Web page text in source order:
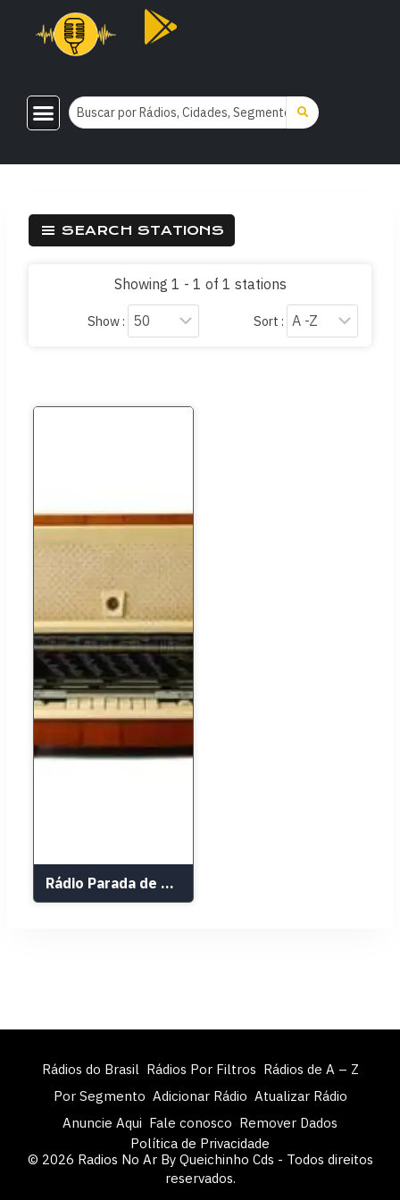
SEARCH STATIONS
Showing 1 - 1 of 1 stations
Show : Sort :
Rádio Parada de Sucesso
Rádios do Brasil Rádios Por Filtros Rádios de A – Z
Por Segmento Adicionar Rádio Atualizar Rádio
Anuncie Aqui Fale conosco Remover Dados
Política de Privacidade
© 2026 Radios No Ar By Queichinho Cds - Todos direitos
reservados.